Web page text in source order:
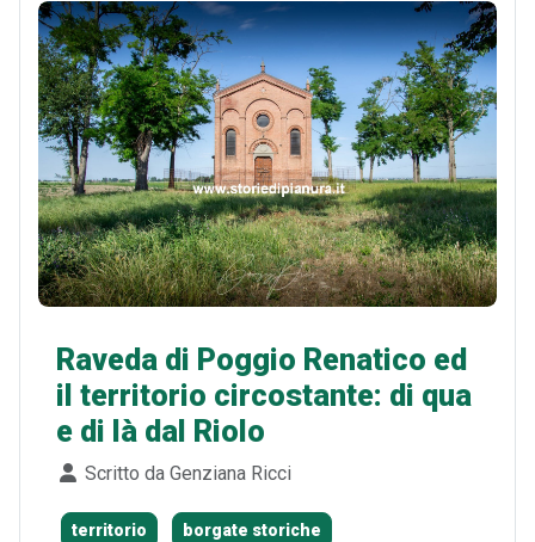
Raveda di Poggio Renatico ed
il territorio circostante: di qua
e di là dal Riolo
Dettagli
Scritto da Genziana Ricci
territorio borgate storiche